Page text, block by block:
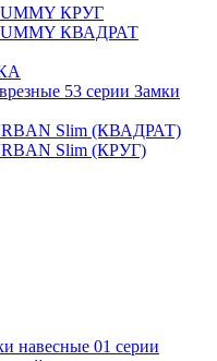
КРУГ
КВАДРАТ
53 серии Замки
Slim (КВАДРАТ)
Slim (КРУГ)
01 серии